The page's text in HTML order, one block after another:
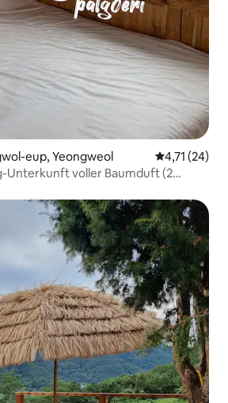
eup, Yeongweol
4,71 (24)
Unterkunft voller Baumduft (2